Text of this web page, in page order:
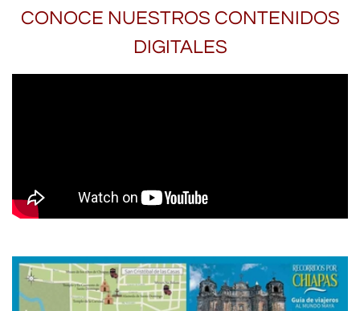
CONOCE NUESTROS CONTENIDOS
DIGITALES